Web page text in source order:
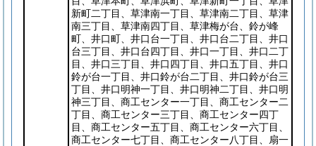
新町二丁目、草津南一丁目、草津南二丁目、草津
南三丁目、草津南四丁目、草津梅が台、鈴が峰
町、井口町、井口台一丁目、井口台二丁目、井口
台三丁目、井口台四丁目、井口一丁目、井口二丁
目、井口三丁目、井口四丁目、井口五丁目、井口
鈴が台一丁目、井口鈴が台二丁目、井口鈴が台三
丁目、井口明神一丁目、井口明神二丁目、井口明
神三丁目、商工センター一丁目、商工センター二
丁目、商工センター三丁目、商工センター四丁
目、商工センター五丁目、商工センター六丁目、
商工センター七丁目、商工センター八丁目、扇一